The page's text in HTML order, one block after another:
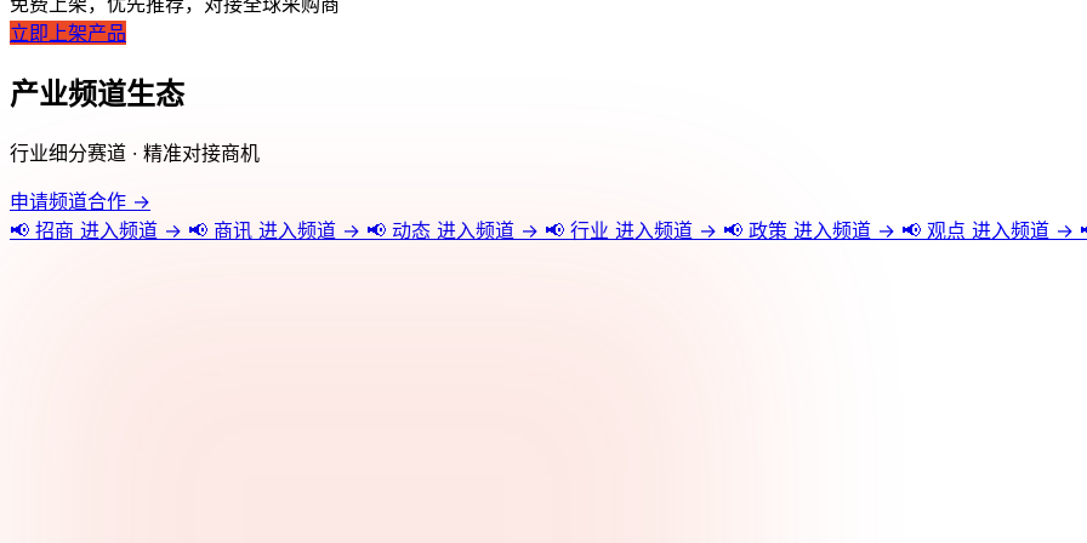
立即上架产品
产业频道生态
行业细分赛道 · 精准对接商机
申请频道合作 →
📢 招商 进入频道 → 📢 商讯 进入频道 → 📢 动态 进入频道 → 📢 行业 进入频道 → 📢 政策 进入频道 → 📢 观点 进入频道 →